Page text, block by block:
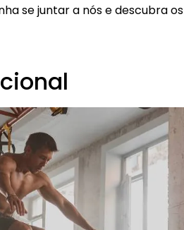
se juntar a nós e descubra os